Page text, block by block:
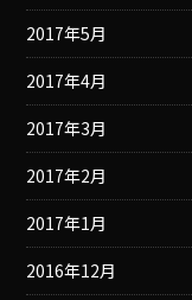
2017年5月
2017年4月
2017年3月
2017年2月
2017年1月
2016年12月